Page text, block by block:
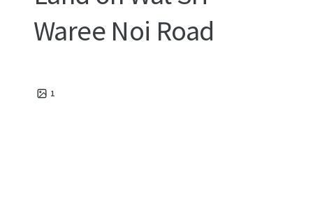
Waree Noi Road
1